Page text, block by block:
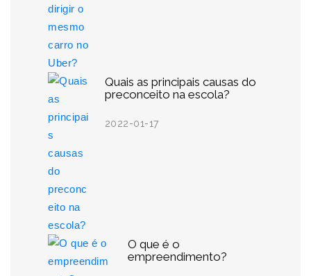
Quais as principais causas do
preconceito na escola?
2022-01-17
O que é o
empreendimento?